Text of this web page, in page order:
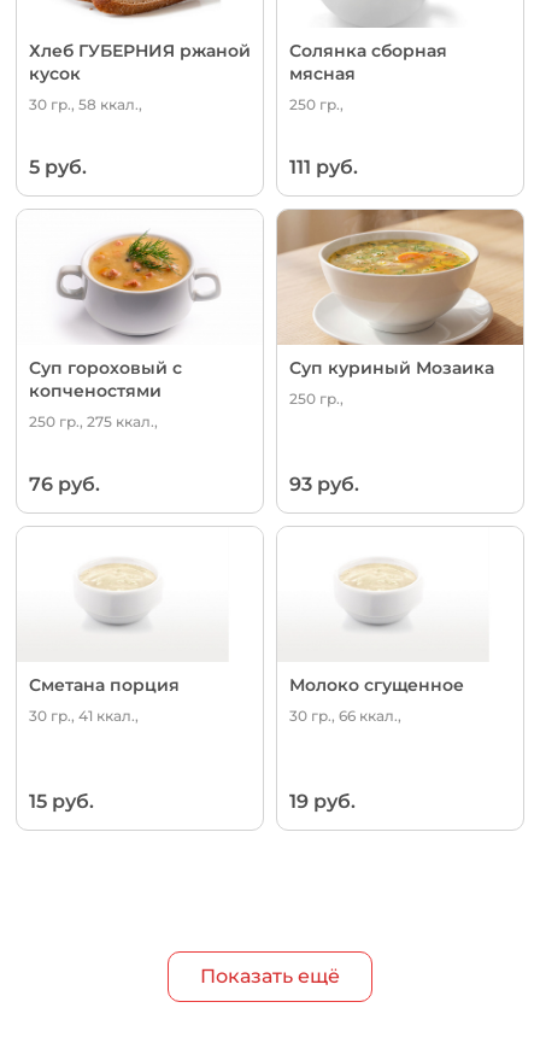
Хлеб ГУБЕРНИЯ ржаной
кусок
30 гр., 58 ккал.,
5 руб.
Солянка сборная
мясная
250 гр.,
111 руб.
Суп гороховый с
копченостями
250 гр., 275 ккал.,
76 руб.
Суп куриный Мозаика
250 гр.,
93 руб.
Сметана порция
30 гр., 41 ккал.,
15 руб.
Молоко сгущенное
30 гр., 66 ккал.,
19 руб.
Показать ещё